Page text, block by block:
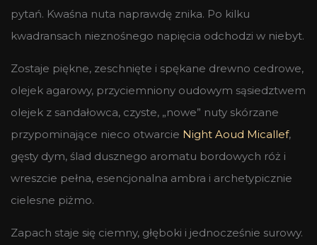
pytań. Kwaśna nuta naprawdę znika. Po kilku
kwadransach nieznośnego napięcia odchodzi w niebyt.
Zostaje piękne, zeschnięte i spękane drewno cedrowe,
olejek agarowy, przyciemniony oudowym sąsiedztwem
olejek z sandałowca, czyste, „nowe” nuty skórzane
przypominające nieco otwarcie Night Aoud Micallef,
gęsty dym, ślad dusznego aromatu bordowych róż i
wreszcie pełna, esencjonalna ambra i archetypicznie
cielesne piżmo.
Zapach staje się ciemny, głęboki i jednocześnie surowy.